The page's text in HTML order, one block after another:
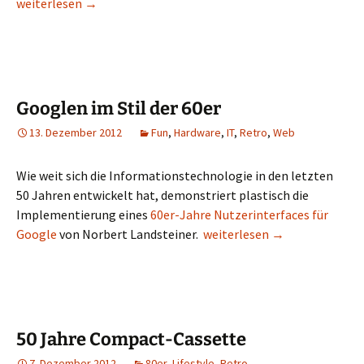
Googlen im Stil der 60er
13. Dezember 2012 Fun, Hardware, IT, Retro, Web
Wie weit sich die Informationstechnologie in den letzten
50 Jahren entwickelt hat, demonstriert plastisch die
Implementierung eines 60er-Jahre Nutzerinterfaces für
Google von Norbert Landsteiner. Googlen im Stil der 60er
weiterlesen →
50 Jahre Compact-Cassette